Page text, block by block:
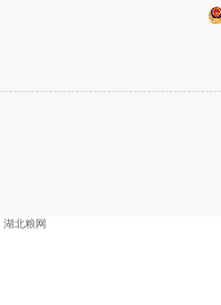
湖北粮网